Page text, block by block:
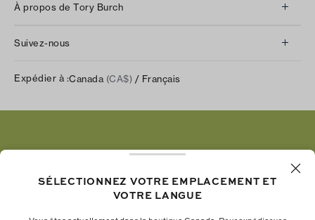
Retours et échanges
Expédition et livraison
À propos de Tory Burch
Carrières
Suivez-nous
Facebook
Pinterest
YouTube
Expédier à :Canada (CA$) / Français
SÉLECTIONNEZ VOTRE EMPLACEMENT ET
VOTRE LANGUE